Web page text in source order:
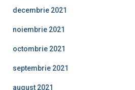
decembrie 2021
noiembrie 2021
octombrie 2021
septembrie 2021
august 2021